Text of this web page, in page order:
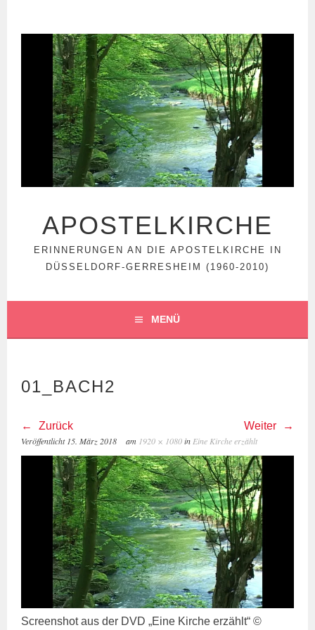
APOSTELKIRCHE
ERINNERUNGEN AN DIE APOSTELKIRCHE IN
DÜSSELDORF-GERRESHEIM (1960-2010)
MENÜ
01_BACH2
Zurück Weiter
Veröffentlicht 15. März 2018 am 1920 × 1080in Eine Kirche erzählt
Screenshot aus der DVD „Eine Kirche erzählt“ ©